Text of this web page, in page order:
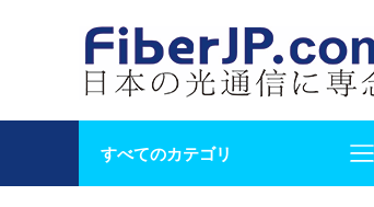
すべてのカテゴリ